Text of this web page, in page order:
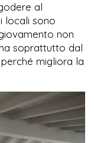
al
locali sono
non
soprattutto dal
migliora la